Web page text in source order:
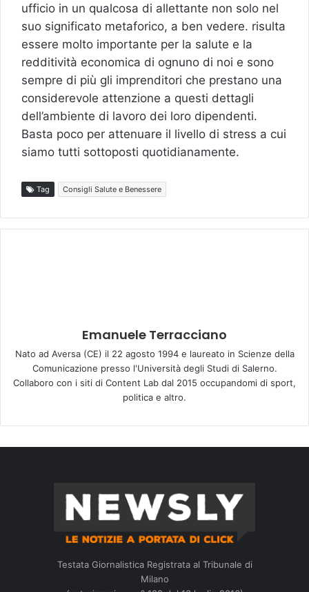
ufficio in un qualcosa di allettante non solo nel
suo significato metaforico, a ben vedere. risulta
essere molto importante per la salute e la
redditività economica di ognuno di noi e sono
sempre di più gli imprenditori che prestano una
considerevole attenzione a questi dettagli
dell’ambiente di lavoro dei loro dipendenti.
Basta poco per attenuare il livello di stress a cui
siamo tutti sottoposti quotidianamente.
Tag Consigli Salute e Benessere
Emanuele Terracciano
Nato ad Aversa (CE) il 22 agosto 1994 e laureato in Scienze della
Comunicazione presso l'Università degli Studi di Salerno.
Collaboro con i siti di Content Lab dal 2015 occupandomi di sport,
politica e altro.
Testata Giornalistica Registrata al Tribunale di
Milano